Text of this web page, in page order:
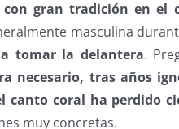
gran tradición en el
masculina
tomar la delantera.
necesario, tras años
canto coral ha perdido
muy concretas.